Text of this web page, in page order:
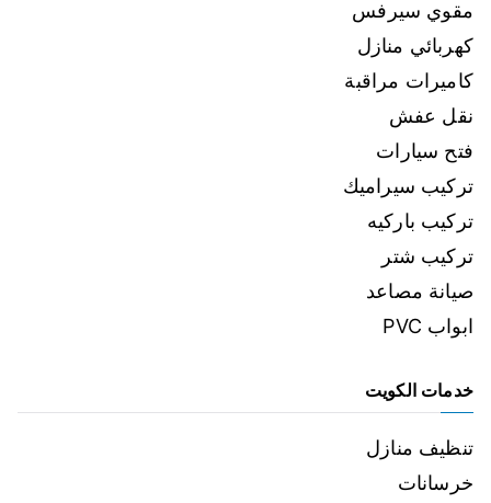
مقوي سيرفس
كهربائي منازل
كاميرات مراقبة
نقل عفش
فتح سيارات
تركيب سيراميك
تركيب باركيه
تركيب شتر
صيانة مصاعد
ابواب PVC
خدمات الكويت
تنظيف منازل
خرسانات